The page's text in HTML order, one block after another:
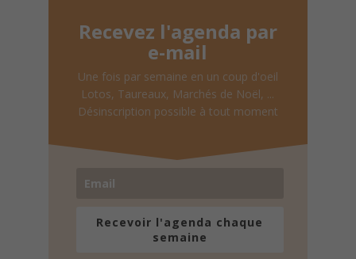
Recevez l'agenda par
e-mail
Une fois par semaine en un coup d'oeil
Lotos, Taureaux, Marchés de Noël, ...
Désinscription possible à tout moment
Recevoir l'agenda chaque
semaine